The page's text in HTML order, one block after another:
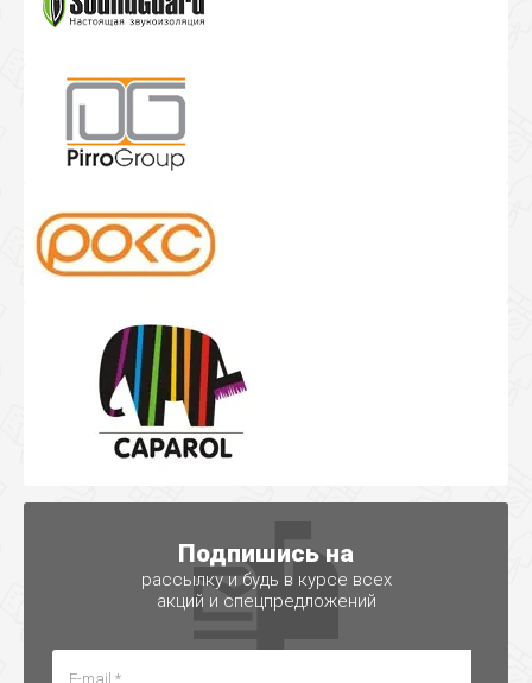
Подпишись на
рассылку и будь в курсе всех
акций и спецпредложений